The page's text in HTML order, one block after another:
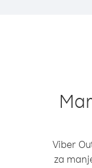
Viber
za